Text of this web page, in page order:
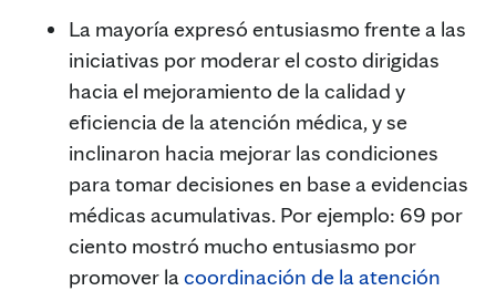
La mayoría expresó entusiasmo frente a las
iniciativas por moderar el costo dirigidas
hacia el mejoramiento de la calidad y
eficiencia de la atención médica, y se
inclinaron hacia mejorar las condiciones
para tomar decisiones en base a evidencias
médicas acumulativas. Por ejemplo: 69 por
ciento mostró mucho entusiasmo por
promover la coordinación de la atención